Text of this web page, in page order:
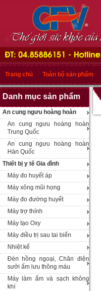
Trang chủ Toàn bộ sản phẩm
Danh mục sản phẩm
An cung ngưu hoàng hoàn
An cung ngưu hoàng hoàn
Trung Quốc
An cung ngưu hoàng hoàn
Hàn Quốc
Thiết bị y tế Gia đình
Máy đo huyết áp
Máy xông mũi họng
Máy đo đường huyết
Máy trợ thính
Máy tạo Oxy
Máy điều trị sau tai biến
Nhiệt kế
Đèn hồng ngoại, Chăn điện
sưởi ấm lưu thông máu
Máy làm ẩm và sạch không
khí